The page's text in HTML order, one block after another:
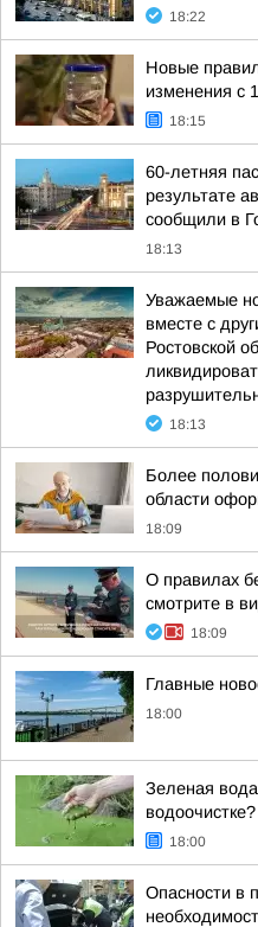
18:22
Новые
изменения с
18:15
60-летняя
результате
сообщили в
18:13
Уважаемые
вместе с
Ростовской
18:13
Более
области
18:09
О правилах
смотрите в
18:09
Главные
18:00
Зеленая
водоочистке?
18:00
Опасности в